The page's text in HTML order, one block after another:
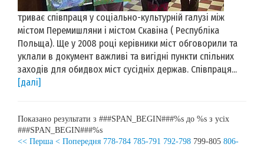
триває співпраця у соціально-культурній галузі між
містом Перемишляни і містом Скавіна ( Республіка
Польща). Ще у 2008 році керівники міст обговорили та
уклали в документ важливі та вигідні пункти спільних
заходів для обидвох міст сусідніх держав. Співпраця...
[далі]
Показано результати з ###SPAN_BEGIN###%s до %s з усіх
###SPAN_BEGIN###%s
<< Перша < Попередня 778-784 785-791 792-798 799-805 806-